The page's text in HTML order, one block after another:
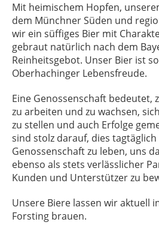
Mit heimischem Hopfen,
dem Münchner Süden und
wir ein süffiges Bier mit
gebraut natürlich nach dem
Reinheitsgebot. Unser Bier ist
Oberhachinger Lebensfreude.
Eine Genossenschaft bedeutet,
zu arbeiten und zu wachsen,
zu stellen und auch Erfolge
sind stolz darauf, dies
Genossenschaft zu leben, uns
ebenso als stets verlässlicher
Kunden und Unterstützer zu
Unsere Biere lassen wir aktuell
Forsting brauen.